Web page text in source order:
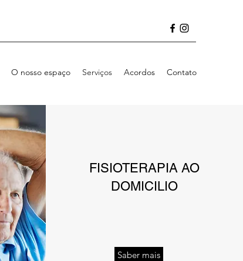
O nosso espaço Serviços Acordos Contato
FISIOTERAPIA AO
DOMICILIO
Saber mais